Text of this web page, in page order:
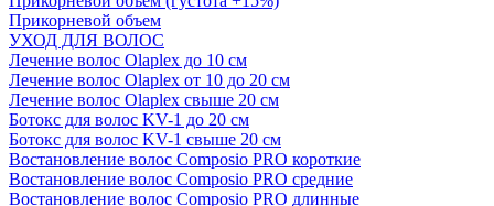
Прикорневой объем
УХОД ДЛЯ ВОЛОС
Лечение волос Olapleх до 10 см
Лечение волос Olapleх от 10 до 20 см
Лечение волос Olapleх свыше 20 см
Ботокс для волос KV-1 до 20 см
Ботокс для волос KV-1 свыше 20 см
Востановление волос Composio PRO короткие
Востановление волос Composio PRO средние
Востановление волос Composio PRO длинные